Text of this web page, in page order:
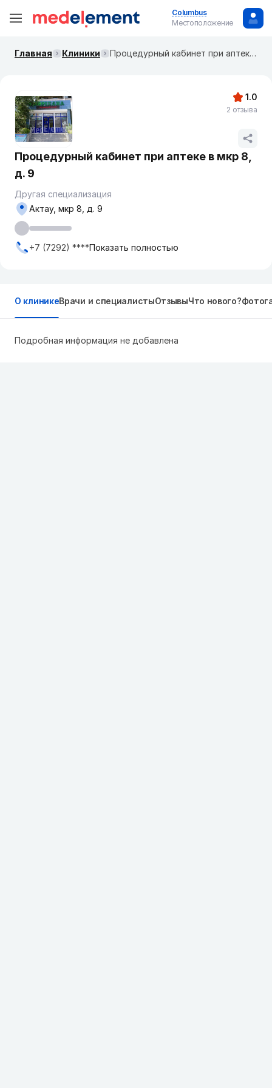
Columbus
Местоположение
Главная Клиники Процедурный кабинет при аптеке в мкр 8, д. 9
Процедурный кабинет при аптеке в мкр 8,
д. 9
Другая специализация
Актау, мкр 8, д. 9
+7 (7292) ****Показать полностью
1.0
2 отзыва
О клиникеВрачи и специалистыОтзывыЧто нового?
Подробная информация не добавлена